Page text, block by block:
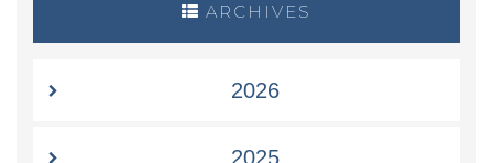
ARCHIVES
2026
2025